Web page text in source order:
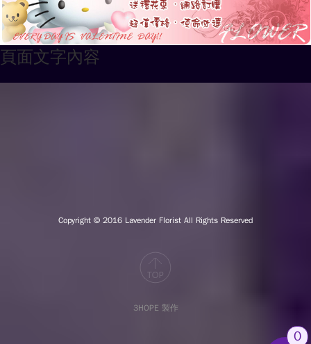
頁面文字內容
Copyright © 2016 Lavender Florist All Rights Reserved
3HOPE 製作
0